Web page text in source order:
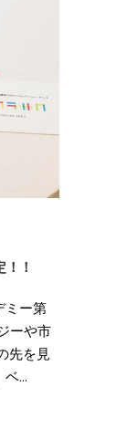
！
ミー第
ーや市
先を見
...